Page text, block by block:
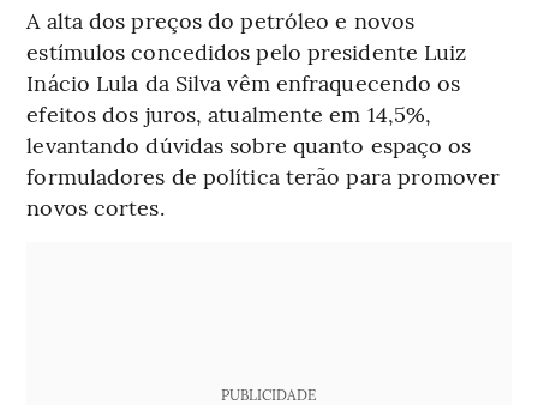
A alta dos preços do petróleo e novos
estímulos concedidos pelo presidente Luiz
Inácio Lula da Silva vêm enfraquecendo os
efeitos dos juros, atualmente em 14,5%,
levantando dúvidas sobre quanto espaço os
formuladores de política terão para promover
novos cortes.
PUBLICIDADE